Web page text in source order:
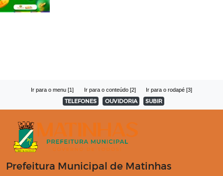
Ir para o menu [1] Ir para o conteúdo [2] Ir para o rodapé [3]
TELEFONES OUVIDORIA SUBIR
Prefeitura Municipal de Matinhas